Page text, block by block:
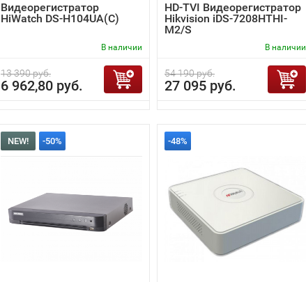
Видеорегистратор
HiWatch DS-H104UA(C)
В наличии
13 390 руб.
6 962,80 руб.
HD-TVI Видеорегистратор
Hikvision iDS-7208HTHI-
M2/S
В наличии
54 190 руб.
27 095 руб.
NEW! -50% -48%